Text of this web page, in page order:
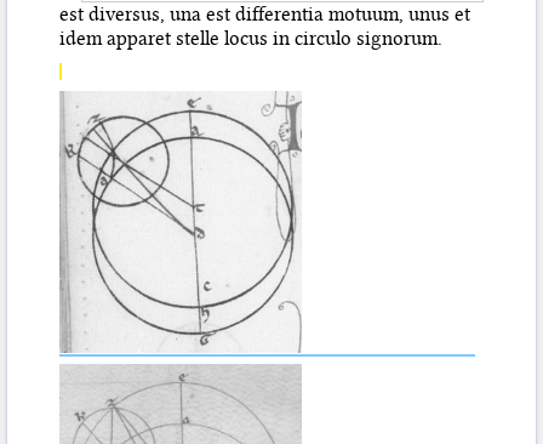
est diversus, una est differentia motuum, unus et
idem apparet stelle locus in circulo signorum.